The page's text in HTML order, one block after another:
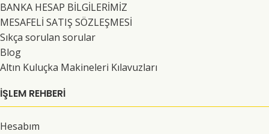
BANKA HESAP BİLGİLERİMİZ
MESAFELİ SATIŞ SÖZLEŞMESİ
Sıkça sorulan sorular
Blog
Altın Kuluçka Makineleri Kılavuzları
İŞLEM REHBERİ
Hesabım